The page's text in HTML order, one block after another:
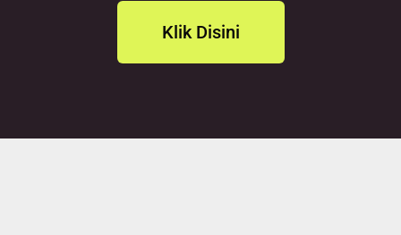
Klik Disini